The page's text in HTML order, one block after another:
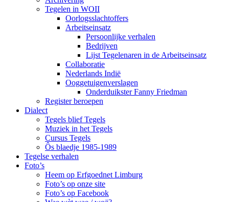
Tegelen in WOII
Oorlogsslachtoffers
Arbeitseinsatz
Persoonlijke verhalen
Bedrijven
Lijst Tegelenaren in de Arbeitseinsatz
Collaboratie
Nederlands Indië
Ooggetuigenverslagen
Onderduikster Fanny Friedman
Register beroepen
Dialect
Tegels blief Tegels
Muziek in het Tegels
Cursus Tegels
Ôs blaedje 1985-1989
Tegelse verhalen
Foto’s
Heem op Erfgoednet Limburg
Foto’s op onze site
Foto’s op Facebook